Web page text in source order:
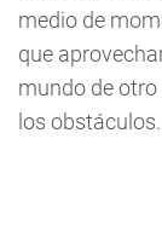
medio de
que
mundo de
los obstáculos.